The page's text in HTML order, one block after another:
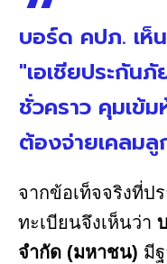
บอร์ด คปภ. เห็
"เอเชียประกัน
ชั่วคราว คุมเข้
ต้องจ่ายเคลม
จากข้อเท็จจริงที่ป
ทะเบียนจึงเห็นว่า
จำกัด (มหาชน) มี